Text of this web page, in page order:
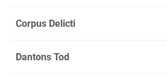
Corpus Delicti
Dantons Tod